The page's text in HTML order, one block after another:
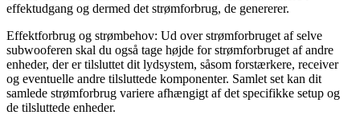
effektudgang og dermed det strømforbrug, de genererer.
Effektforbrug og strømbehov: Ud over strømforbruget af selve
subwooferen skal du også tage højde for strømforbruget af andre
enheder, der er tilsluttet dit lydsystem, såsom forstærkere, receiver
og eventuelle andre tilsluttede komponenter. Samlet set kan dit
samlede strømforbrug variere afhængigt af det specifikke setup og
de tilsluttede enheder.